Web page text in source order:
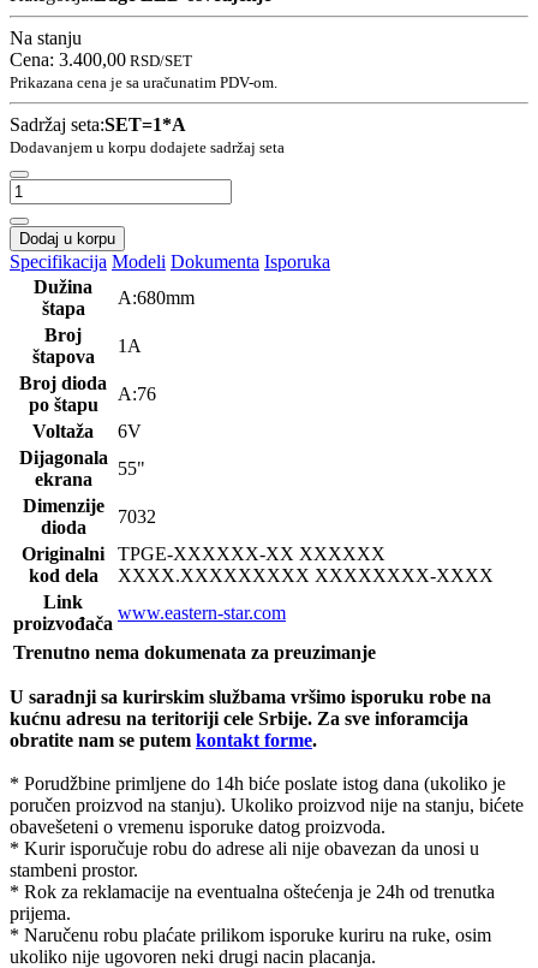
Na stanju
Cena: 3.400,00 RSD/SET
Prikazana cena je sa uračunatim PDV-om.
Sadržaj seta:SET=1*A
Dodavanjem u korpu dodajete sadržaj seta
Dodaj u korpu
Specifikacija Modeli Dokumenta Isporuka
Dužina
štapa
A:680mm
Broj
štapova
1A
Broj dioda
po štapu
A:76
Voltaža
6V
Dijagonala
ekrana
55"
Dimenzije
dioda
7032
Originalni
kod dela
TPGE-XXXXXX-XX XXXXXX
XXXX.XXXXXXXXX XXXXXXXX-XXXX
Link
proizvođača
www.eastern-star.com
Trenutno nema dokumenata za preuzimanje
U saradnji sa kurirskim službama vršimo isporuku robe na
kućnu adresu na teritoriji cele Srbije. Za sve inforamcija
obratite nam se putem kontakt forme.
* Porudžbine primljene do 14h biće poslate istog dana (ukoliko je
poručen proizvod na stanju). Ukoliko proizvod nije na stanju, bićete
obavešeteni o vremenu isporuke datog proizvoda.
* Kurir isporučuje robu do adrese ali nije obavezan da unosi u
stambeni prostor.
* Rok za reklamacije na eventualna oštećenja je 24h od trenutka
prijema.
* Naručenu robu plaćate prilikom isporuke kuriru na ruke, osim
ukoliko nije ugovoren neki drugi nacin placanja.